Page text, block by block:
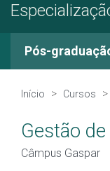
Pós-
Cursos Técnicos
Graduação
Qualificação
Início Cursos
Gestão
Câmpus Gaspar